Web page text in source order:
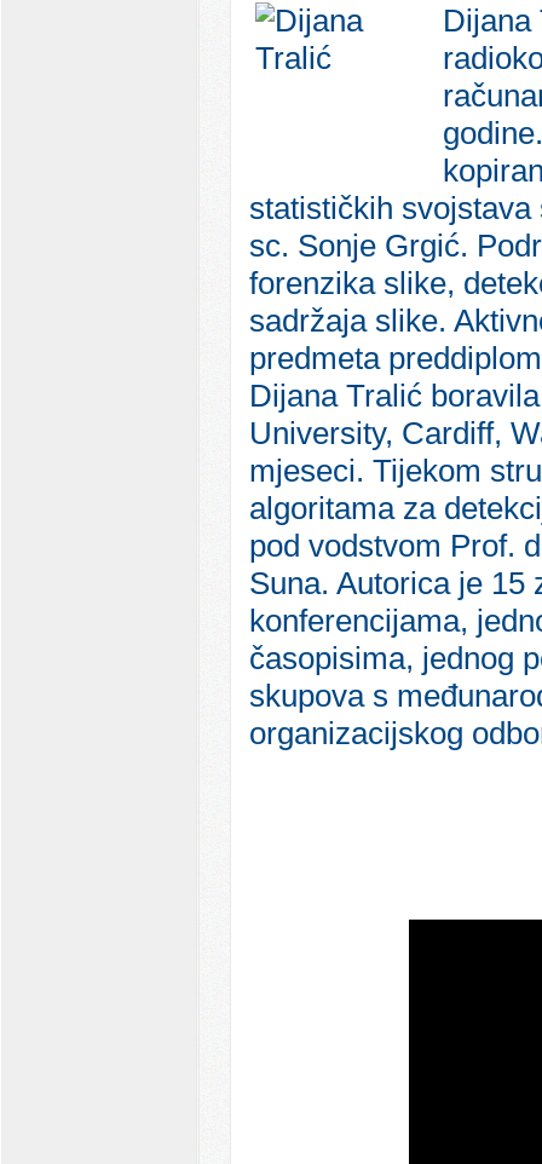
Dijana
statističkih svojstava
sc. Sonje Grgić.
forenzika slike,
sadržaja slike.
predmeta
Dijana Tralić
University, Cardiff,
mjeseci. Tijekom
algoritama za
pod vodstvom Prof.
Suna. Autorica je 15
konferencijama,
časopisima, jednog
skupova s
organizacijskog